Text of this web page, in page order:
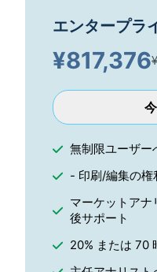
エンタープラ
¥817,376
無制限ユーザー
- 印刷/編集の権
マーケットア
後サポート
20% または 70